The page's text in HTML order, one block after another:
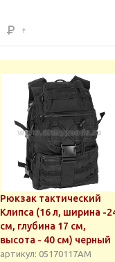
Рюкзак тактический
Клипса (16 л, ширина -
см, глубина 17 см,
высота - 40 см) черный
артикул: 05170117АМ